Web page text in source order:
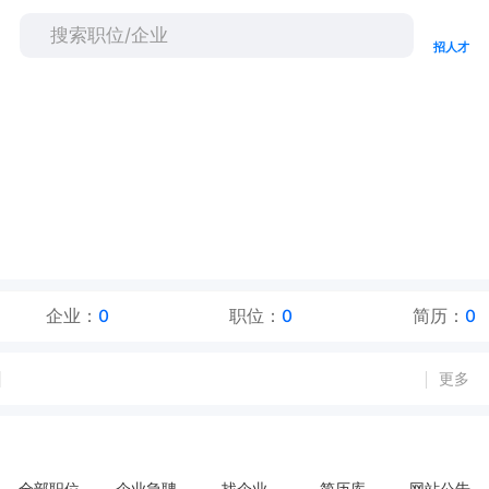
招人才
企业： 0 职位： 0 简历：0
更多